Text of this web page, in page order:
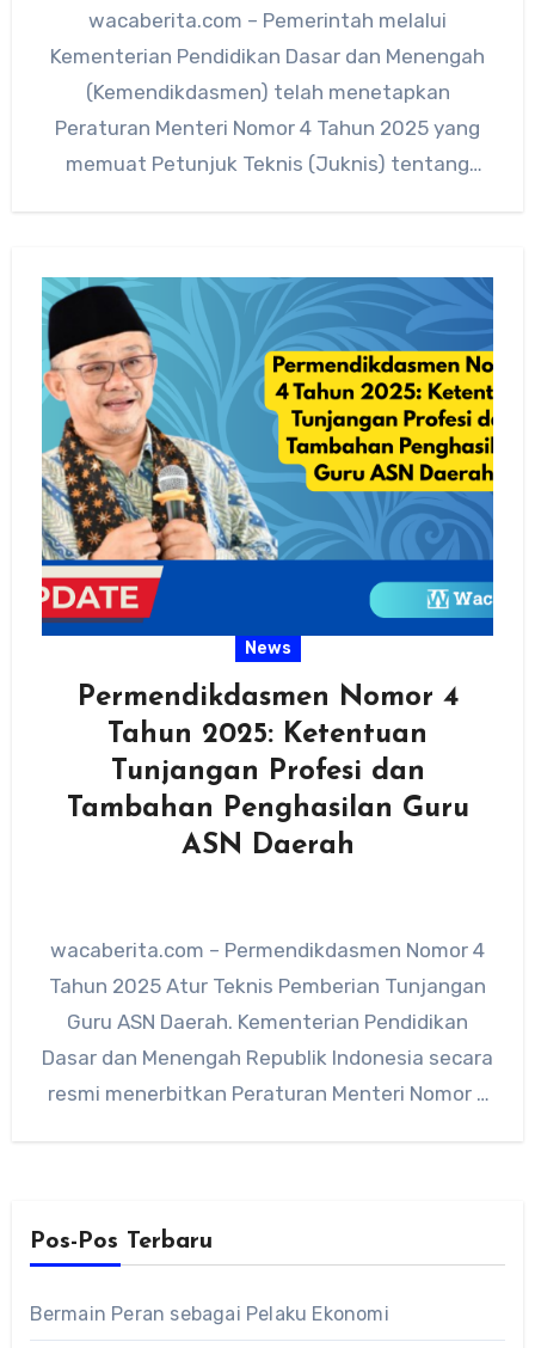
wacaberita.com – Pemerintah melalui
Kementerian Pendidikan Dasar dan Menengah
(Kemendikdasmen) telah menetapkan
Peraturan Menteri Nomor 4 Tahun 2025 yang
memuat Petunjuk Teknis (Juknis) tentang
News
Permendikdasmen Nomor 4
Tahun 2025: Ketentuan
Tunjangan Profesi dan
Tambahan Penghasilan Guru
ASN Daerah
wacaberita.com – Permendikdasmen Nomor 4
Tahun 2025 Atur Teknis Pemberian Tunjangan
Guru ASN Daerah. Kementerian Pendidikan
Dasar dan Menengah Republik Indonesia secara
resmi menerbitkan Peraturan Menteri Nomor 4
Pos-Pos Terbaru
Bermain Peran sebagai Pelaku Ekonomi